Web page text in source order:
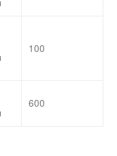
100
600